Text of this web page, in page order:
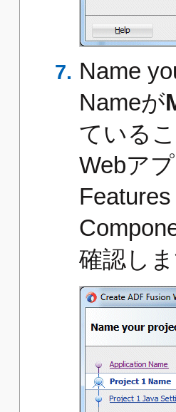
Name
Nameが
ている
Webア
確認し